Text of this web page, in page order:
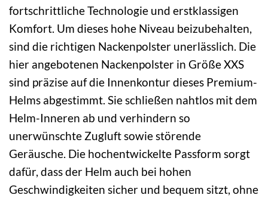
fortschrittliche Technologie und erstklassigen
Komfort. Um dieses hohe Niveau beizubehalten,
sind die richtigen Nackenpolster unerlässlich. Die
hier angebotenen Nackenpolster in Größe XXS
sind präzise auf die Innenkontur dieses Premium-
Helms abgestimmt. Sie schließen nahtlos mit dem
Helm-Inneren ab und verhindern so
unerwünschte Zugluft sowie störende
Geräusche. Die hochentwickelte Passform sorgt
dafür, dass der Helm auch bei hohen
Geschwindigkeiten sicher und bequem sitzt, ohne